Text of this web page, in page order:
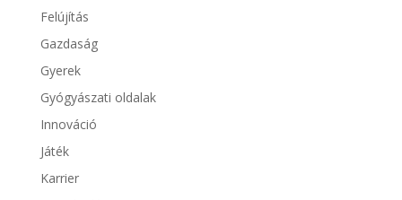
Felújítás
Gazdaság
Gyerek
Gyógyászati oldalak
Innováció
Játék
Karrier